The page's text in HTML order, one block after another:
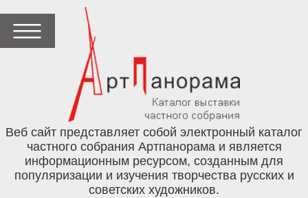
Веб сайт представляет собой электронный каталог
частного собрания Артпанорама и является
информационным ресурсом, созданным для
популяризации и изучения творчества русских и
советских художников.